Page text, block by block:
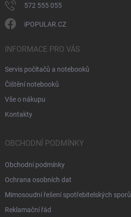
572 555 055
iPOPULAR.CZ
INFORMACE PRO VÁS
Servis počítačů a notebooků
Čištění notebooků
Vše o nákupu
Kontakty
OBCHODNÍ PODMÍNKY
Obchodní podmínky
Ochrana osobních dat
Mimosoudní řešení spotřebitelských sporů
Reklamační řád